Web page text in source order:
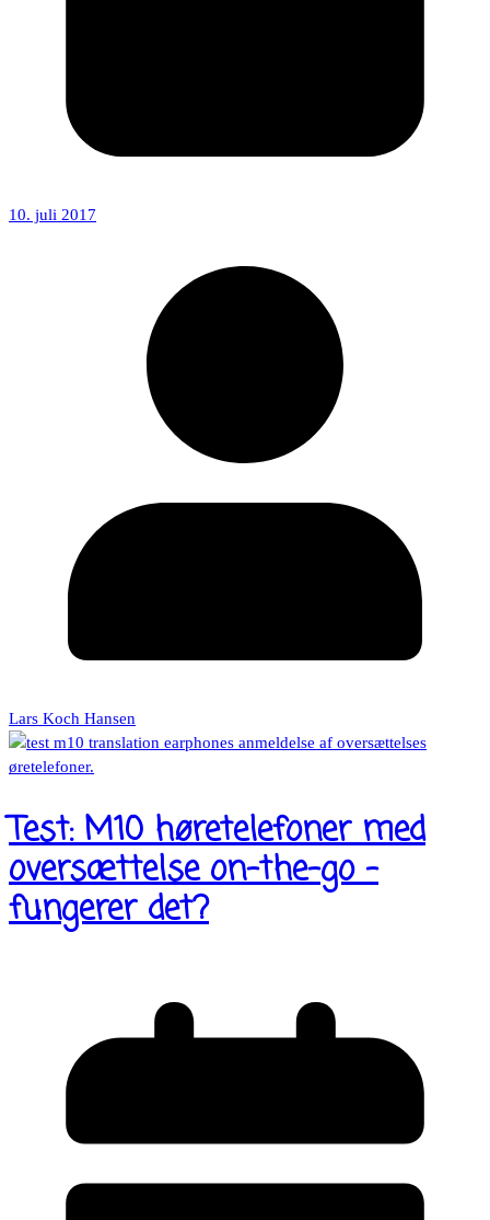
10. juli 2017
Lars Koch Hansen
Test: M10 høretelefoner med
oversættelse on-the-go –
fungerer det?